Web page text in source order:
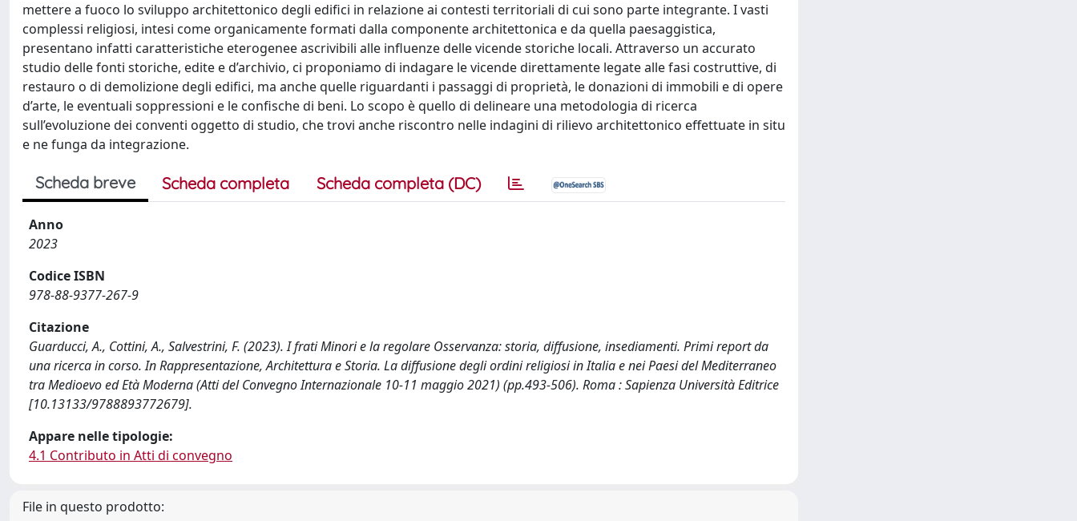
mettere a fuoco lo sviluppo architettonico degli edifici in relazione ai contesti territoriali di cui sono parte integrante. I vasti
complessi religiosi, intesi come organicamente formati dalla componente architettonica e da quella paesaggistica,
presentano infatti caratteristiche eterogenee ascrivibili alle influenze delle vicende storiche locali. Attraverso un accurato
studio delle fonti storiche, edite e d’archivio, ci proponiamo di indagare le vicende direttamente legate alle fasi costruttive, di
restauro o di demolizione degli edifici, ma anche quelle riguardanti i passaggi di proprietà, le donazioni di immobili e di opere
d’arte, le eventuali soppressioni e le confische di beni. Lo scopo è quello di delineare una metodologia di ricerca
sull’evoluzione dei conventi oggetto di studio, che trovi anche riscontro nelle indagini di rilievo architettonico effettuate in situ
e ne funga da integrazione.
Scheda breve Scheda completa Scheda completa (DC)
Anno
2023
Codice ISBN
978-88-9377-267-9
Citazione
Guarducci, A., Cottini, A., Salvestrini, F. (2023). I frati Minori e la regolare Osservanza: storia, diffusione, insediamenti. Primi report da
una ricerca in corso. In Rappresentazione, Architettura e Storia. La diffusione degli ordini religiosi in Italia e nei Paesi del Mediterraneo
tra Medioevo ed Età Moderna (Atti del Convegno Internazionale 10-11 maggio 2021) (pp.493-506). Roma : Sapienza Università Editrice
[10.13133/9788893772679].
Appare nelle tipologie:
4.1 Contributo in Atti di convegno
File in questo prodotto: